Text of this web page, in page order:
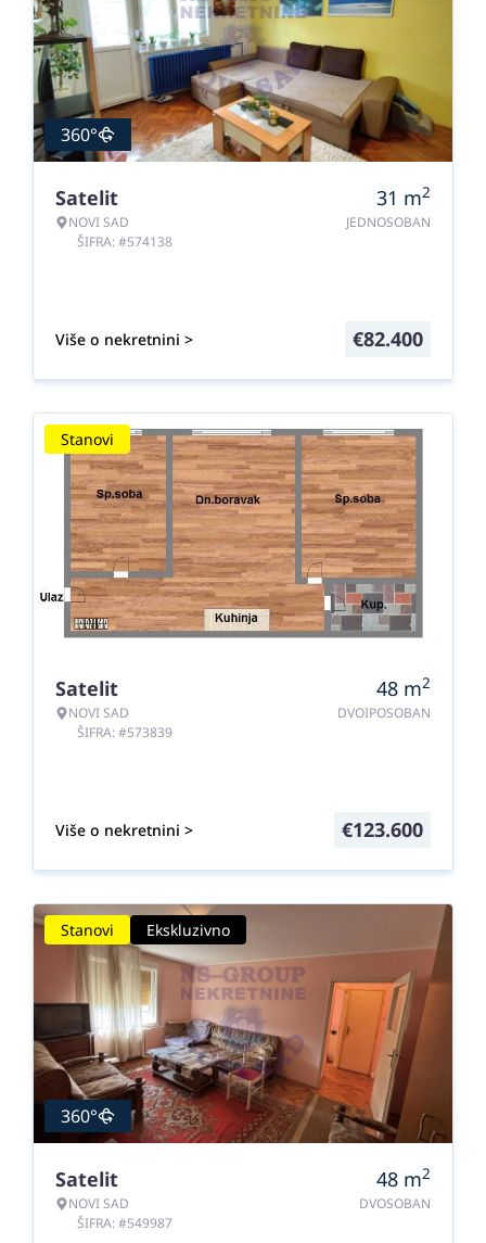
360°
Satelit
NOVI SAD
ŠIFRA: #574138
31 m2
JEDNOSOBAN
Više o nekretnini > €82.400
Stanovi
Satelit
NOVI SAD
ŠIFRA: #573839
48 m2
DVOIPOSOBAN
Više o nekretnini > €123.600
Stanovi Ekskluzivno
360°
Satelit
NOVI SAD
ŠIFRA: #549987
48 m2
DVOSOBAN